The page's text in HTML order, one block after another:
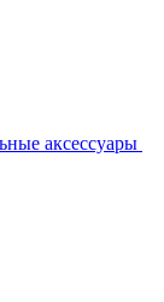
аксессуары